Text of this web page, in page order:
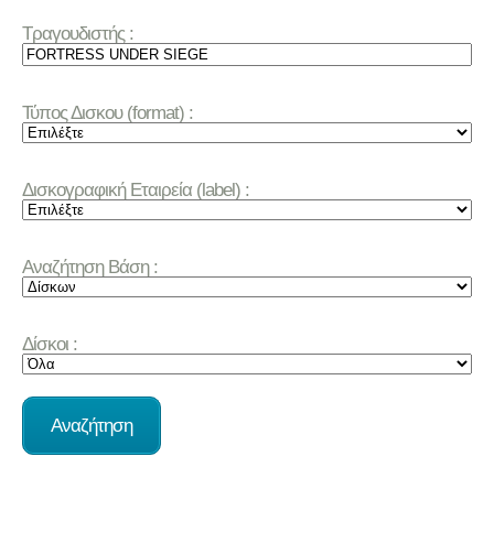
Τραγουδιστής :
Τύπος Δισκου (format) :
Δισκογραφική Εταιρεία (label) :
Αναζήτηση Βάση :
Δίσκοι :